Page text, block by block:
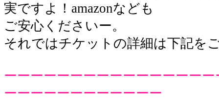
実ですよ！amazonなども
ご安心くださいー。
それではチケットの詳細は下記を
ーーーーーーーーーーーーーーー
ーーーーーーーーーーーー